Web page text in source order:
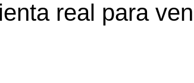
real para